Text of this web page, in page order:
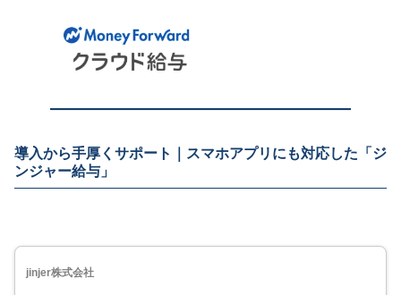
導入から手厚くサポート｜スマホアプリにも対応した「ジ
ンジャー給与」
jinjer株式会社